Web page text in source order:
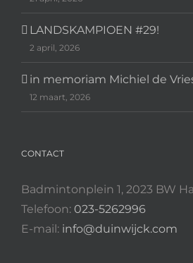
LANDSKAMPIOEN #29!
2 april, 2026
in memoriam Michiel de
12 maart, 2026
CONTACT
Badmintonplein 1, 2023 BW
Telefoon: 023-5262996
E-mail: info@duinwijck.com